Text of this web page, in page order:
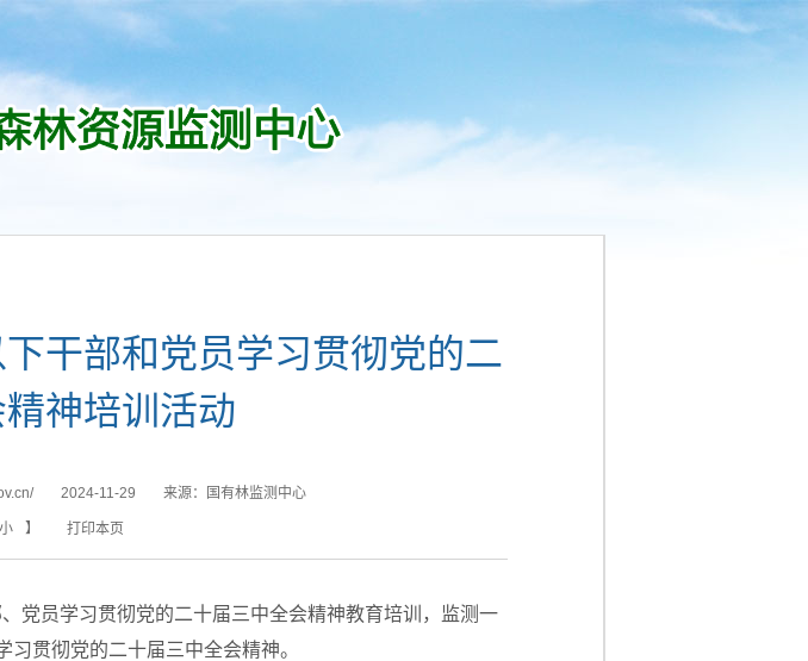
干部和党员学习贯彻党的二
神培训活动
2024-11-29 来源： 国有林监测中心
小 】 打印本页
党员学习贯彻党的二十届三中全会精神教育培训，监测一
贯彻党的二十届三中全会精神。